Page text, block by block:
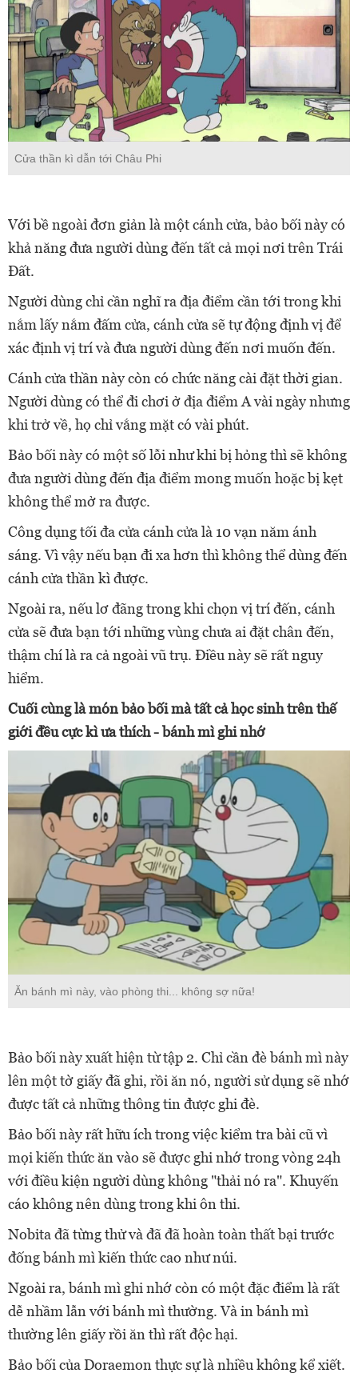
Cửa thần kì dẫn tới Châu Phi
Với bề ngoài đơn giản là một cánh cửa, bảo bối này có
khả năng đưa người dùng đến tất cả mọi nơi trên Trái
Đất.
Người dùng chỉ cần nghĩ ra địa điểm cần tới trong khi
nắm lấy nắm đấm cửa, cánh cửa sẽ tự động định vị để
xác định vị trí và đưa người dùng đến nơi muốn đến.
Cánh cửa thần này còn có chức năng cài đặt thời gian.
Người dùng có thể đi chơi ở địa điểm A vài ngày nhưng
khi trở về, họ chỉ vắng mặt có vài phút.
Bảo bối này có một số lỗi như khi bị hỏng thì sẽ không
đưa người dùng đến địa điểm mong muốn hoặc bị kẹt
không thể mở ra được.
Công dụng tối đa cửa cánh cửa là 10 vạn năm ánh
sáng. Vì vậy nếu bạn đi xa hơn thì không thể dùng đến
cánh cửa thần kì được.
Ngoài ra, nếu lơ đãng trong khi chọn vị trí đến, cánh
cửa sẽ đưa bạn tới những vùng chưa ai đặt chân đến,
thậm chí là ra cả ngoài vũ trụ. Điều này sẽ rất nguy
hiểm.
Cuối cùng là món bảo bối mà tất cả học sinh trên thế
giới đều cực kì ưa thích - bánh mì ghi nhớ
Ăn bánh mì này, vào phòng thi... không sợ nữa!
Bảo bối này xuất hiện từ tập 2. Chỉ cần đè bánh mì này
lên một tờ giấy đã ghi, rồi ăn nó, người sử dụng sẽ nhớ
được tất cả những thông tin được ghi đè.
Bảo bối này rất hữu ích trong việc kiểm tra bài cũ vì
mọi kiến thức ăn vào sẽ được ghi nhớ trong vòng 24h
với điều kiện người dùng không "thải nó ra". Khuyến
cáo không nên dùng trong khi ôn thi.
Nobita đã từng thử và đã đã hoàn toàn thất bại trước
đống bánh mì kiến thức cao như núi.
Ngoài ra, bánh mì ghi nhớ còn có một đặc điểm là rất
dễ nhầm lẫn với bánh mì thường. Và in bánh mì
thường lên giấy rồi ăn thì rất độc hại.
Bảo bối của Doraemon thực sự là nhiều không kể xiết.